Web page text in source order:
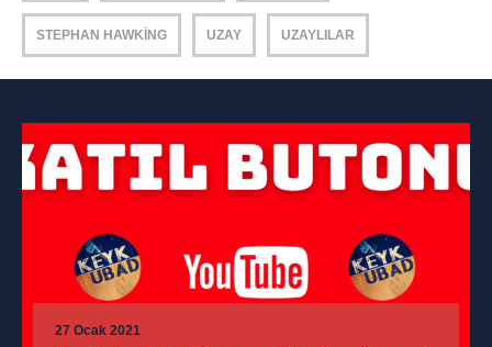
STEPHAN HAWKING UZAY UZAYLILAR
27 Ocak 2021